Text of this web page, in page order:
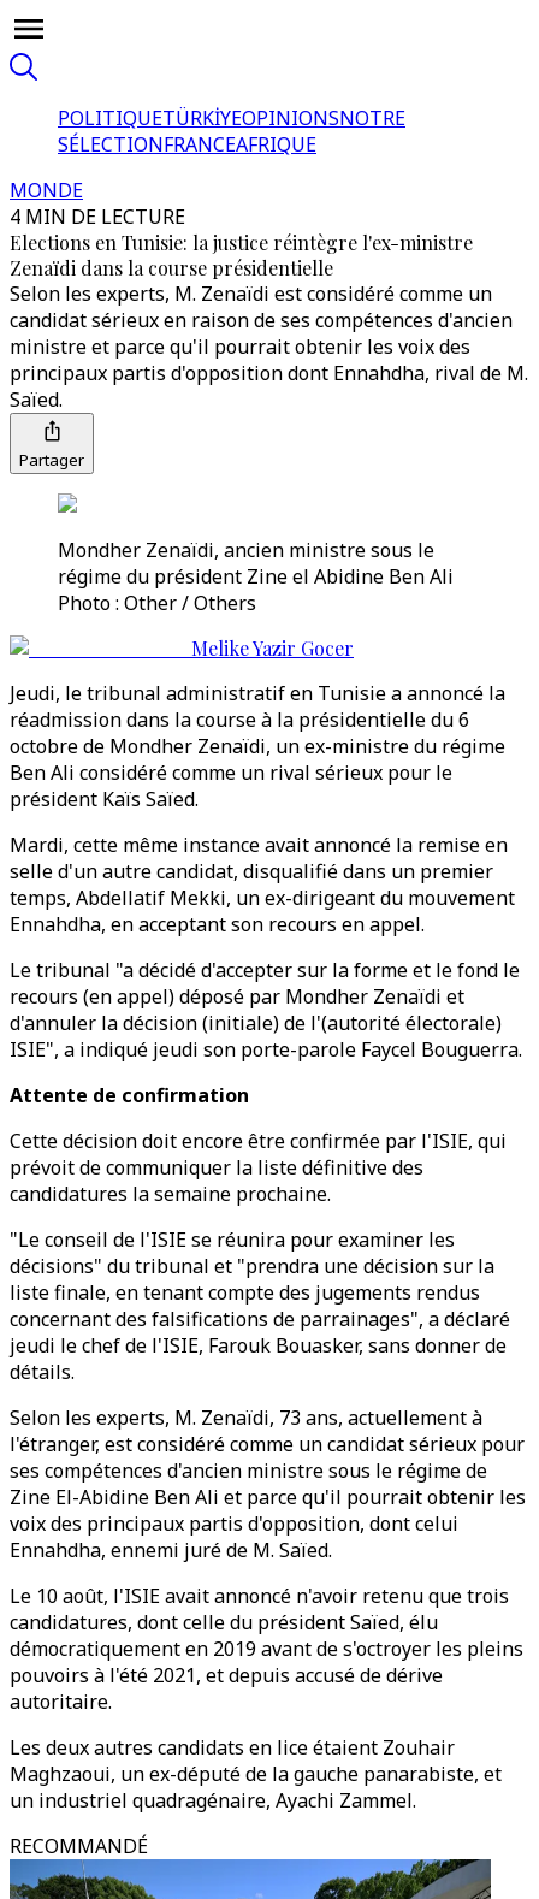
POLITIQUETÜRKİYEOPINIONSNOTRE
SÉLECTIONFRANCEAFRIQUE
MONDE
4 MIN DE LECTURE
Elections en Tunisie: la justice réintègre l'ex-ministre
Zenaïdi dans la course présidentielle
Selon les experts, M. Zenaïdi est considéré comme un
candidat sérieux en raison de ses compétences d'ancien
ministre et parce qu'il pourrait obtenir les voix des
principaux partis d'opposition dont Ennahdha, rival de M.
Saïed.
Partager
Mondher Zenaïdi, ancien ministre sous le
régime du président Zine el Abidine Ben Ali
Photo : Other / Others
Melike Yazir Gocer
Jeudi, le tribunal administratif en Tunisie a annoncé la
réadmission dans la course à la présidentielle du 6
octobre de Mondher Zenaïdi, un ex-ministre du régime
Ben Ali considéré comme un rival sérieux pour le
président Kaïs Saïed.
Mardi, cette même instance avait annoncé la remise en
selle d'un autre candidat, disqualifié dans un premier
temps, Abdellatif Mekki, un ex-dirigeant du mouvement
Ennahdha, en acceptant son recours en appel.
Le tribunal "a décidé d'accepter sur la forme et le fond le
recours (en appel) déposé par Mondher Zenaïdi et
d'annuler la décision (initiale) de l'(autorité électorale)
ISIE", a indiqué jeudi son porte-parole Faycel Bouguerra.
Attente de confirmation
Cette décision doit encore être confirmée par l'ISIE, qui
prévoit de communiquer la liste définitive des
candidatures la semaine prochaine.
"Le conseil de l'ISIE se réunira pour examiner les
décisions" du tribunal et "prendra une décision sur la
liste finale, en tenant compte des jugements rendus
concernant des falsifications de parrainages", a déclaré
jeudi le chef de l'ISIE, Farouk Bouasker, sans donner de
détails.
Selon les experts, M. Zenaïdi, 73 ans, actuellement à
l'étranger, est considéré comme un candidat sérieux pour
ses compétences d'ancien ministre sous le régime de
Zine El-Abidine Ben Ali et parce qu'il pourrait obtenir les
voix des principaux partis d'opposition, dont celui
Ennahdha, ennemi juré de M. Saïed.
Le 10 août, l'ISIE avait annoncé n'avoir retenu que trois
candidatures, dont celle du président Saïed, élu
démocratiquement en 2019 avant de s'octroyer les pleins
pouvoirs à l'été 2021, et depuis accusé de dérive
autoritaire.
Les deux autres candidats en lice étaient Zouhair
Maghzaoui, un ex-député de la gauche panarabiste, et
un industriel quadragénaire, Ayachi Zammel.
RECOMMANDÉ